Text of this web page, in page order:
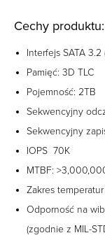
Cechy produktu:
Interfejs SATA 3.2
Pamięć: 3D TLC
Pojemność: 2TB
Sekwencyjny
Sekwencyjny
IOPS 70K
MTBF:
Zakres
Odporność na
(zgodnie z MIL-